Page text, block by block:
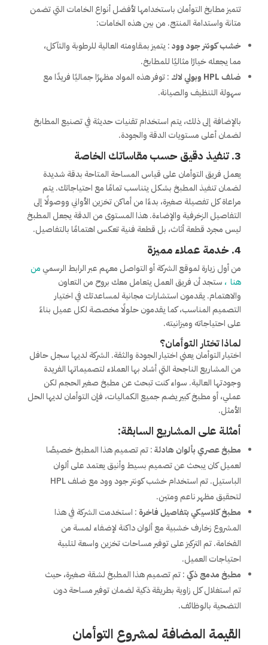
تتميز مطابخ التوأمان باستخدامها لأفضل أنواع الخامات التي تضمن
متانة واستدامة المنتج. من بين هذه الخامات:
خشب كونتر جود وود: يتميز بمقاومته العالية للرطوبة والتآكل،
مما يجعله خيارًا مثاليًا للمطابخ.
ضلف HPL وبولي لاك
: توفر هذه المواد مظهرًا جماليًا فريدًا مع
سهولة التنظيف والصيانة.
بالإضافة إلى ذلك، يتم استخدام تقنيات حديثة في تصنيع المطابخ
لضمان أعلى مستويات الدقة والجودة.
3. تنفيذ دقيق حسب مقاساتك الخاصة
يعمل فريق التوأمان على قياس المساحة المتاحة بدقة شديدة
لضمان تنفيذ المطبخ بشكل يتناسب تمامًا مع احتياجاتك. يتم
مراعاة كل تفصيلة صغيرة، بدءًا من أماكن تخزين الأواني ووصولًا إلى
التفاصيل الزخرفية والإضاءة. هذا المستوى من الدقة يجعل المطبخ
ليس مجرد قطعة أثاث، بل قطعة فنية تعكس اهتمامًا بالتفاصيل.
4. خدمة عملاء مميزة
من أول زيارة لموقع الشركة أو التواصل معهم عبر الرابط الرسمي من
هنا ، ستجد أن فريق العمل يتعامل معك بروح من التعاون
والاهتمام. يقدمون استشارات مجانية لمساعدتك في اختيار
التصميم المناسب، كما يقدمون حلولًا مخصصة لكل عميل بناءً
على احتياجاته وميزانيته.
لماذا تختار التوأمان؟
اختيار التوأمان يعني اختيار الجودة والثقة. الشركة لديها سجل حافل
من المشاريع الناجحة التي أشاد بها العملاء لتصميماتها الفريدة
وجودتها العالية. سواء كنت تبحث عن مطبخ صغير الحجم لكن
عملي، أو مطبخ كبير يضم جميع الكماليات، فإن التوأمان لديها الحل
الأمثل.
أمثلة على المشاريع السابقة:
مطبخ عصري بألوان هادئة: تم تصميم هذا المطبخ خصيصًا
لعميل كان يبحث عن تصميم بسيط وأنيق يعتمد على ألوان
الباستيل. تم استخدام خشب كونتر جود وود مع ضلف HPL
لتحقيق مظهر ناعم ومتين.
مطبخ كلاسيكي بتفاصيل فاخرة: استخدمت الشركة في هذا
المشروع زخارف خشبية مع ألوان داكنة لإضفاء لمسة من
الفخامة. تم التركيز على توفير مساحات تخزين واسعة لتلبية
احتياجات العميل.
مطبخ مدمج ذكي: تم تصميم هذا المطبخ لشقة صغيرة، حيث
تم استغلال كل زاوية بطريقة ذكية لضمان توفير مساحة دون
التضحية بالوظائف.
القيمة المضافة لمشروع التوأمان